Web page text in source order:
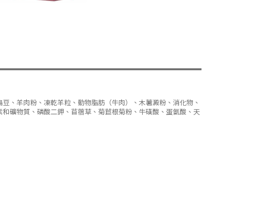
、羊肉粉、凍乾羊粒、動物脂肪（牛肉）、木薯澱粉、消化物、
礦物質、磷酸二鉀、苜蓿草、菊苣根菊粉、牛磺酸、蛋氨酸、天